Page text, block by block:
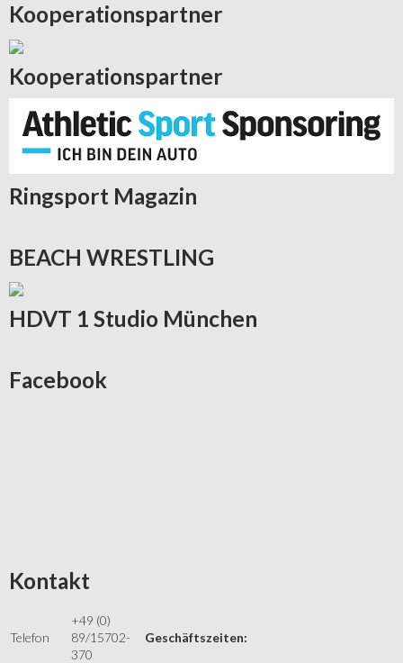
Kooperationspartner
Kooperationspartner
Ringsport Magazin
BEACH WRESTLING
HDVT 1 Studio München
Facebook
Kontakt
Telefon
+49 (0)
89/15702-
370
Geschäftszeiten: